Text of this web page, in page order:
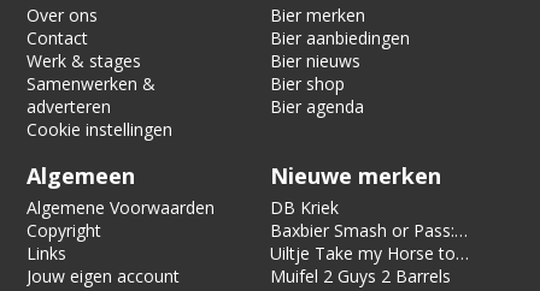
Over ons
Contact
Werk & stages
Samenwerken &
adverteren
Cookie instellingen
Bier merken
Bier aanbiedingen
Bier nieuws
Bier shop
Bier agenda
Algemeen
Algemene Voorwaarden
Copyright
Links
Jouw eigen account
Nieuwe merken
DB Kriek
Baxbier Smash or Pass:
Strata
Uiltje Take my Horse to
the Hotel Room
Muifel 2 Guys 2 Barrels